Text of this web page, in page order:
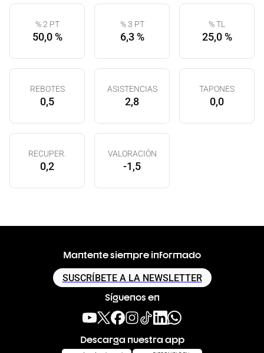
% 2 PT
50,0 %
% 3 PT
6,3 %
% TL
25,0 %
REBOTES
0,5
ASISTENCIAS
2,8
TAPONES
0,0
RECUPER.
0,2
VALORACIÓN
-1,5
Mantente siempre informado
SUSCRÍBETE A LA NEWSLETTER
Síguenos en
Descarga nuestra app